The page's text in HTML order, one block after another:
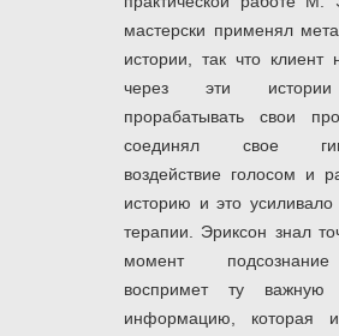
мастерски применял
истории, так что клиент
через эти
прорабатывать свои
соединял свое
воздействие голосом и
историю и это
терапии. Эриксон знал
момент
воспримет ту
информацию, которая